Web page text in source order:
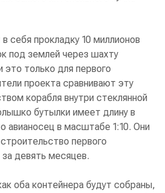
себя прокладку 10 миллионов
под землей через шахту
только для первого
проекта сравнивают эту
корабля внутри стеклянной
бутылки имеет длину в
авианосец в масштабе 1:10. Они
первого
девять месяцев.
оба контейнера будут собраны,